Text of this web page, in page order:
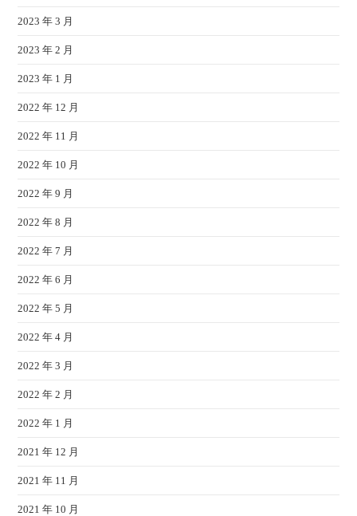
2023 年 3 月
2023 年 2 月
2023 年 1 月
2022 年 12 月
2022 年 11 月
2022 年 10 月
2022 年 9 月
2022 年 8 月
2022 年 7 月
2022 年 6 月
2022 年 5 月
2022 年 4 月
2022 年 3 月
2022 年 2 月
2022 年 1 月
2021 年 12 月
2021 年 11 月
2021 年 10 月